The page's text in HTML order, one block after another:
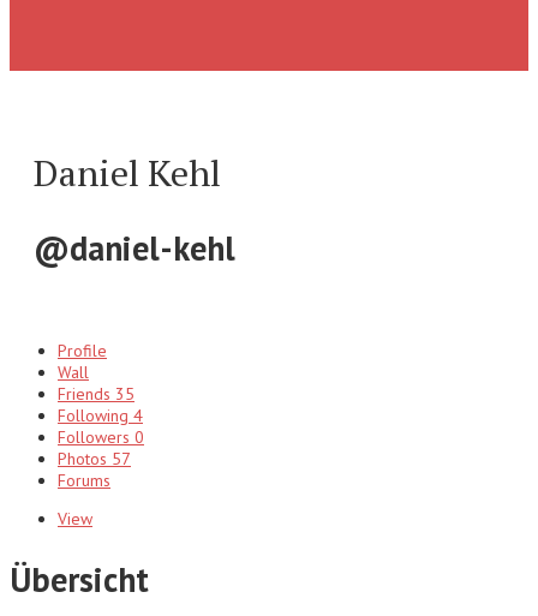
Daniel Kehl
@daniel-kehl
Profile
Wall
Friends 35
Following 4
Followers 0
Photos 57
Forums
View
Übersicht